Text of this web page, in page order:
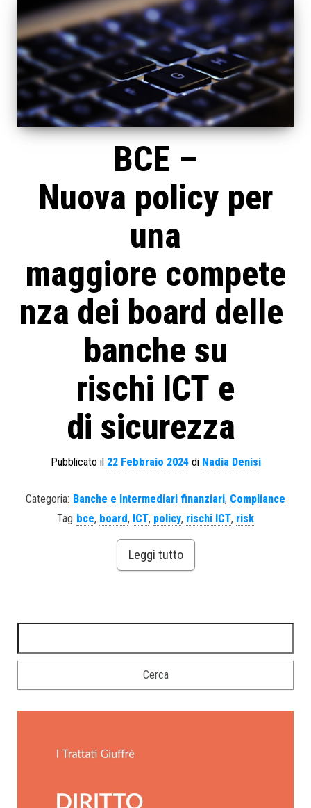
BCE –
Nuova policy per
una
maggiore compete
nza dei board delle
banche su
rischi ICT e
di sicurezza
Pubblicato il 22 Febbraio 2024di Nadia Denisi
Categoria: Banche e Intermediari finanziari, Compliance
Tag bce, board, ICT, policy, rischi ICT, risk
Leggi tutto